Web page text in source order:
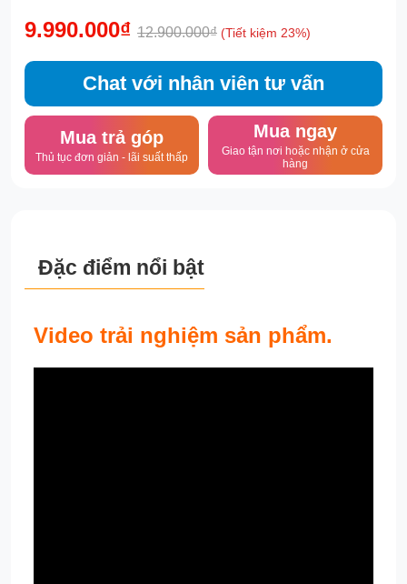
9.990.000₫ 12.900.000₫ (Tiết kiệm 23%)
Chat với nhân viên tư vấn
Mua trả góp
Thủ tục đơn giản - lãi suất thấp
Mua ngay
Giao tận nơi hoặc nhận ở cửa
hàng
Đặc điểm nổi bật
Video trải nghiệm sản phẩm.